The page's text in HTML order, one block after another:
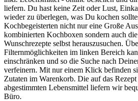
liefern. Du hast keine Zeit oder Lust,
wieder zu überlegen, was Du kochen
Kochbegeisterten nicht nur eine Große
kombinierten Kochboxen sondern auch
Wunschrezepte selbst herauszusuchen.
Filternmöglichkeiten im linken Bereich
einschränken und so die Suche nach
verfeinern. Mit nur einem Klick befinden
Zutaten im Warenkorb. Die auf das
abgestimmten Lebensmittel liefern wir
Büro.